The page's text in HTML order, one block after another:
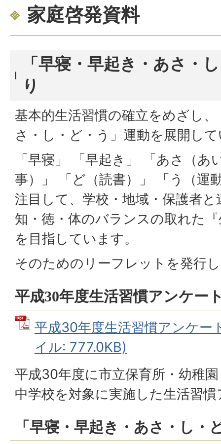
家庭啓発資料
「早寝・早起き・あさ・
り
基本的生活習慣の確立をめざし
さ・し・ど・う」運動を展開し
「早寝」 「早起き」 「あさ（あ
事）」 「ど（読書）」 「う（運
注目して、学校・地域・保護者
知・徳・体のバランスの取れた
を目指しています。
そのためのリーフレットを発行
平成30年度生活習慣アンケー
平成30年度生活習慣アンケー
イル: 777.0KB)
平成30年度に市立保育所・幼稚
中学校を対象に実施した生活習
「早寝・早起き・あさ・し・